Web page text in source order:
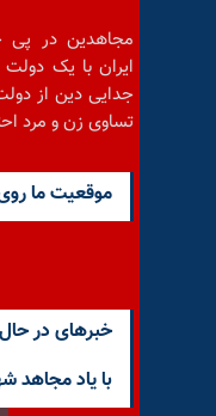
مجاهدین در پی
ایران با یک دولت
جدایی دین از
تساوی زن و مرد
موقعيت ما
خبرهای در
با یاد مجاهد